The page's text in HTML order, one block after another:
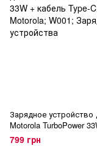
Зарядное устройство
Motorola TurboPower
кабель Type-C
799 грн